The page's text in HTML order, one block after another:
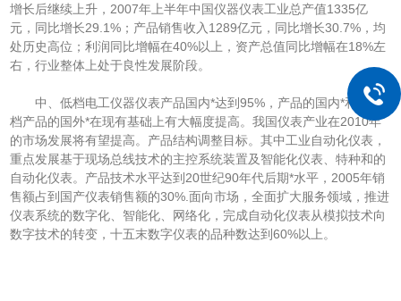
增长后继续上升，2007年上半年中国仪器仪表工业总产值1335亿
元，同比增长29.1%；产品销售收入1289亿元，同比增长30.7%，均
处历史高位；利润同比增幅在40%以上，资产总值同比增幅在18%左
右，行业整体上处于良性发展阶段。
中、低档电工仪器仪表产品国内*达到95%，产品的国内*和中低
档产品的国外*在现有基础上有大幅度提高。我国仪表产业在2010年
的市场发展将有望提高。产品结构调整目标。其中工业自动化仪表，
重点发展基于现场总线技术的主控系统装置及智能化仪表、特种和的
自动化仪表。产品技术水平达到20世纪90年代后期*水平，2005年销
售额占到国产仪表销售额的30%.面向市场，全面扩大服务领域，推进
仪表系统的数字化、智能化、网络化，完成自动化仪表从模拟技术向
数字技术的转变，十五末数字仪表的品种数达到60%以上。